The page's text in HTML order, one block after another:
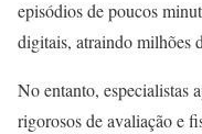
episódios de poucos
digitais, atraindo milhões
No entanto, especialistas
rigorosos de avaliação e